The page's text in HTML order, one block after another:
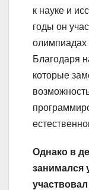
к науке и
годы он
олимпиадах
Благодаря
которые
Однако в
занимался